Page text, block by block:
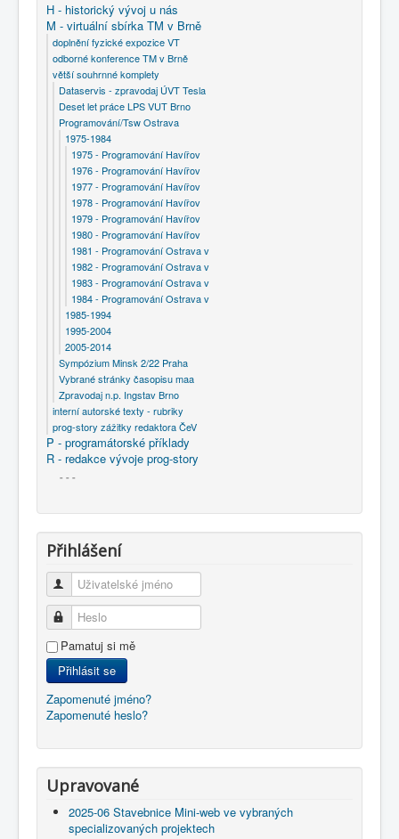
H - historický vývoj u nás
M - virtuální sbírka TM v Brně
doplnění fyzické expozice VT
odborné konference TM v Brně
větší souhrnné komplety
Dataservis - zpravodaj ÚVT Tesla
Deset let práce LPS VUT Brno
Programování/Tsw Ostrava
1975-1984
1975 - Programování Havířov
1976 - Programování Havířov
1977 - Programování Havířov
1978 - Programování Havířov
1979 - Programování Havířov
1980 - Programování Havířov
1981 - Programování Ostrava v
1982 - Programování Ostrava v
1983 - Programování Ostrava v
1984 - Programování Ostrava v
1985-1994
1995-2004
2005-2014
Sympózium Minsk 2/22 Praha
Vybrané stránky časopisu maa
Zpravodaj n.p. Ingstav Brno
interní autorské texty - rubriky
prog-story zážitky redaktora ČeV
P - programátorské příklady
R - redakce vývoje prog-story
- - -
Přihlášení
Uživatelské jméno
Heslo
Pamatuj si mě
Přihlásit se
Zapomenuté jméno?
Zapomenuté heslo?
Upravované
2025-06 Stavebnice Mini-web ve vybraných
specializovaných projektech